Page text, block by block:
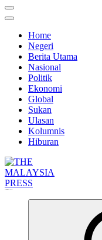
Home
Negeri
Berita Utama
Nasional
Politik
Ekonomi
Global
Sukan
Ulasan
Kolumnis
Hiburan